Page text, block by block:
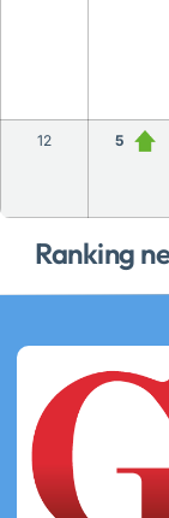
Ranking
12 5